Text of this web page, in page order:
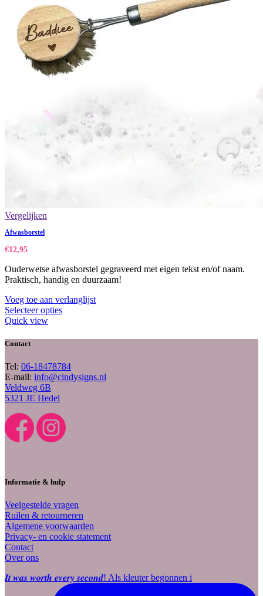
Vergelijken
Afwasborstel
€12,95
Ouderwetse afwasborstel gegraveerd met eigen tekst en/of naam.
Praktisch, handig en duurzaam!
Voeg toe aan verlanglijst
Selecteer opties
Quick view
Contact
Tel: 06-18478784
E-mail: info@cindysigns.nl
Veldweg 6B
5321 JE Hedel
Informatie & hulp
Veelgestelde vragen
Ruilen & retourneren
Algemene voorwaarden
Privacy- en cookie statement
Contact
Over ons
𝑰𝒕 𝒘𝒂𝒔 𝒘𝒐𝒓𝒕𝒉 𝒆𝒗𝒆𝒓𝒚 𝒔𝒆𝒄𝒐𝒏𝒅! Als kleuter begonnen i